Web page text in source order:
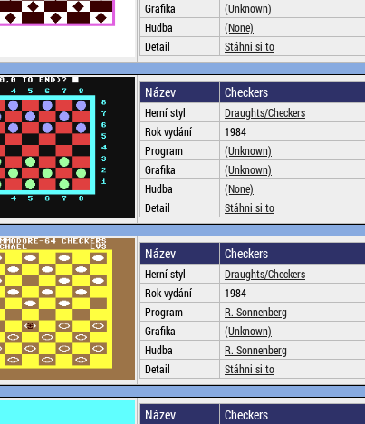
Grafika
(Unknown)
Hudba
(None)
Detail
Stáhni si to
Název Checkers
Herní styl
Draughts/Checkers
Rok vydání
1984
Program
(Unknown)
Grafika
(Unknown)
Hudba
(None)
Detail
Stáhni si to
Název Checkers
Herní styl
Draughts/Checkers
Rok vydání
1984
Program
R. Sonnenberg
Grafika
(Unknown)
Hudba
R. Sonnenberg
Detail
Stáhni si to
Název Checkers